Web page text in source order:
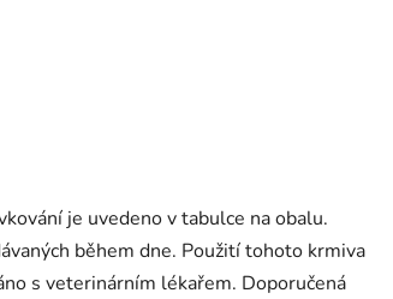
je uvedeno v tabulce na obalu.
během dne. Použití tohoto krmiva
s veterinárním lékařem. Doporučená